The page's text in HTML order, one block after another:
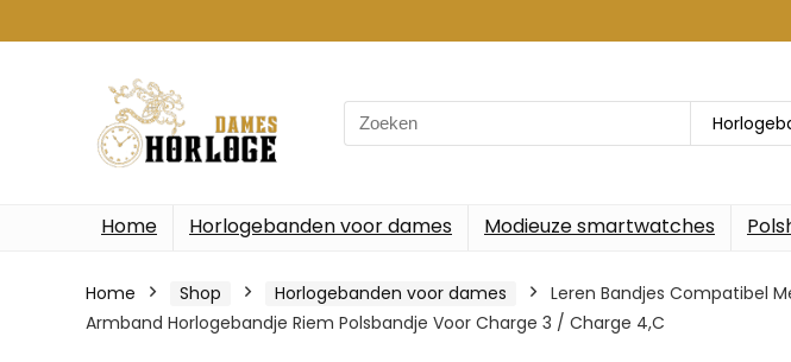
Search
for:
Home Horlogebanden voor dames Modieuze smartwatches
Home Shop Horlogebanden voor dames
Leren Bandjes Compatibel
Armband Horlogebandje Riem Polsbandje Voor Charge 3 / Charge 4,C